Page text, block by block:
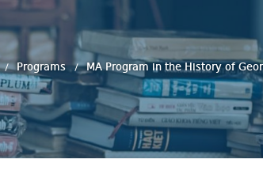
Programs MA Program in the History of